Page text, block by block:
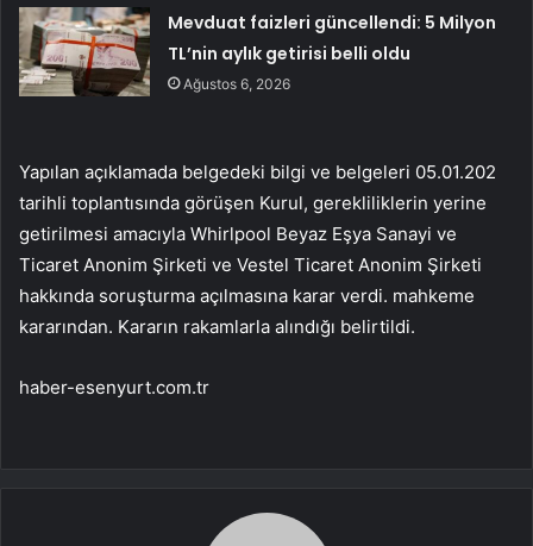
Mevduat faizleri güncellendi: 5 Milyon
TL’nin aylık getirisi belli oldu
Ağustos 6, 2026
Yapılan açıklamada belgedeki bilgi ve belgeleri 05.01.202
tarihli toplantısında görüşen Kurul, gerekliliklerin yerine
getirilmesi amacıyla Whirlpool Beyaz Eşya Sanayi ve
Ticaret Anonim Şirketi ve Vestel Ticaret Anonim Şirketi
hakkında soruşturma açılmasına karar verdi. mahkeme
kararından. Kararın rakamlarla alındığı belirtildi.
haber-esenyurt.com.tr